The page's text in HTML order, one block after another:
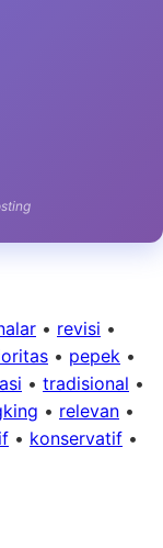
• revisi •
• pepek •
• tradisional •
• relevan •
• konservatif •